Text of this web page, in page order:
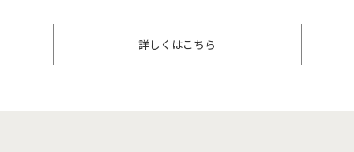
詳しくはこちら